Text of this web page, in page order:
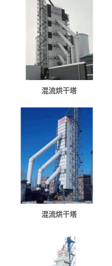
混流烘干塔
混流烘干塔